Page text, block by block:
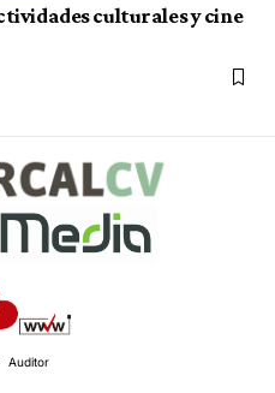
culturales y cine
Auditor